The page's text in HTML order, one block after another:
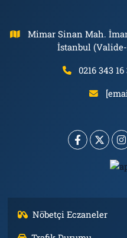
Mimar Sinan Mah.
İstanbul
0216 343
Nöbetçi Eczaneler